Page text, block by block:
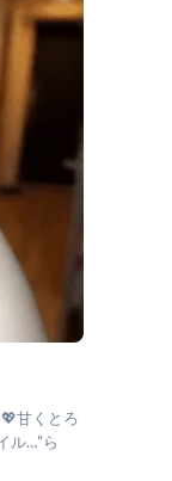
甘くとろ
ル…“ら